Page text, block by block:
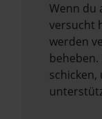
Wenn du
versucht
werden
beheben.
schicken,